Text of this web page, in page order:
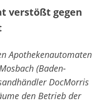
verstößt gegen
Apothekenautomaten
(Baden-
DocMorris
den Betrieb der